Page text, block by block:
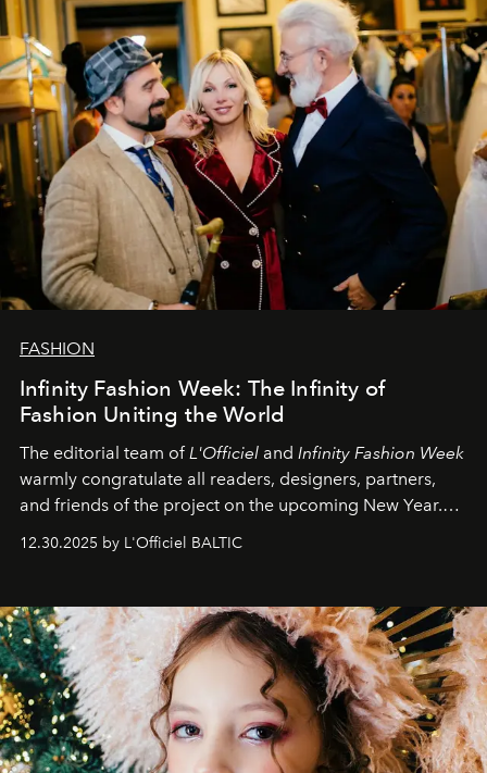
командаL’Officiel Baltic .
FASHION
Infinity Fashion Week: The Infinity of
Fashion Uniting the World
The editorial team ofL'Officiel and Infinity Fashion Week
warmly congratulate all readers, designers, partners,
and friends of the project on the upcoming New Year.
May 2026 bring growth, inspiration, bold ideas, and new
achievements.
12.30.2025 by L'Officiel BALTIC